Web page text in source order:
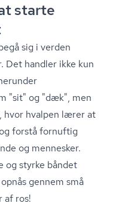
starte
sig i verden
Det handler ikke kun
"sit" og "dæk", men
hvor hvalpen lærer at
forstå fornuftig
og mennesker.
styrke båndet
gennem små
af ros!